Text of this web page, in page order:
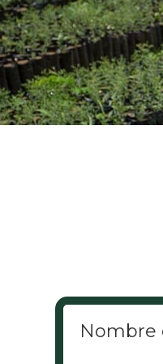
Nombre